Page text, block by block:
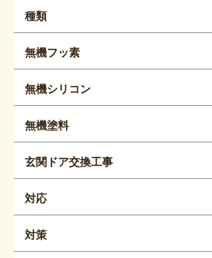
種類
無機フッ素
無機シリコン
無機塗料
玄関ドア交換工事
対応
対策